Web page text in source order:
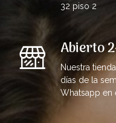
32 piso 2
Abierto
Nuestra
días de la
Whatsapp en